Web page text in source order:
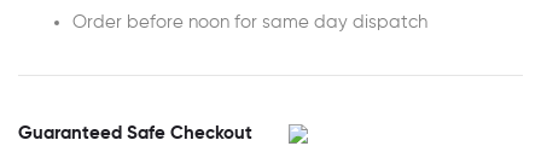
Order before noon for same day dispatch
Guaranteed Safe Checkout